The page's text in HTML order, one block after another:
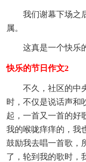
我们谢幕下场之
属。
这真是一个快乐
快乐的节日作文2
不久，社区的中
时，不仅是说话声和
起，一首又一首的好
我的喉咙痒痒的，我
鼓励我去唱一首歌，
了，轮到我的歌时，